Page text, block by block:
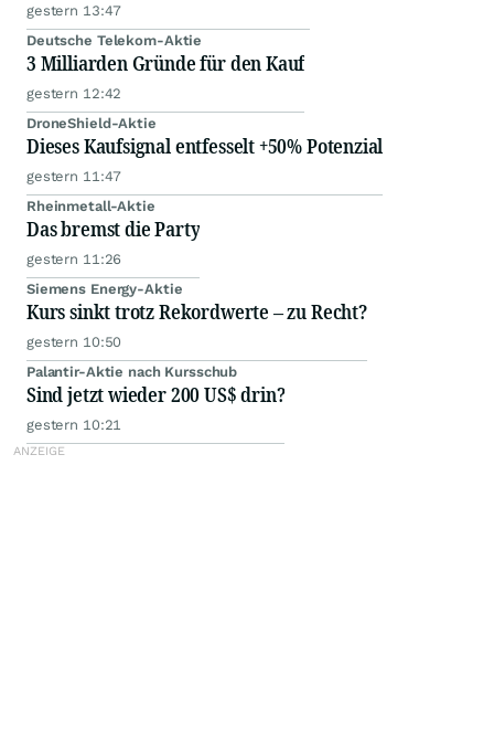
gestern 13:47
Deutsche Telekom-Aktie
3 Milliarden Gründe für den Kauf
gestern 12:42
DroneShield-Aktie
Dieses Kaufsignal entfesselt +50% Potenzial
gestern 11:47
Rheinmetall-Aktie
Das bremst die Party
gestern 11:26
Siemens Energy-Aktie
Kurs sinkt trotz Rekordwerte – zu Recht?
gestern 10:50
Palantir-Aktie nach Kursschub
Sind jetzt wieder 200 US$ drin?
gestern 10:21